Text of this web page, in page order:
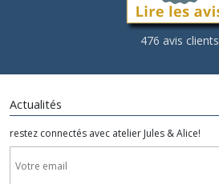
476 avis clients
Actualités
restez connectés avec atelier Jules & Alice!